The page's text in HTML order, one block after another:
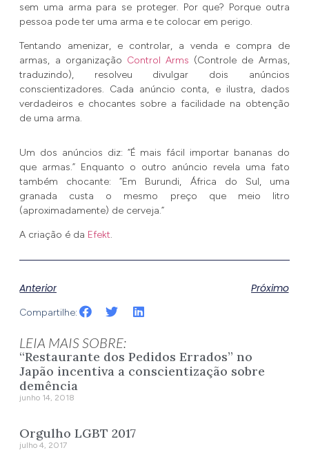
sem uma arma para se proteger. Por que? Porque outra
pessoa pode ter uma arma e te colocar em perigo.
Tentando amenizar, e controlar, a venda e compra de
armas, a organização Control Arms (Controle de Armas,
traduzindo), resolveu divulgar dois anúncios
conscientizadores. Cada anúncio conta, e ilustra, dados
verdadeiros e chocantes sobre a facilidade na obtenção
de uma arma.
Um dos anúncios diz: “É mais fácil importar bananas do
que armas.” Enquanto o outro anúncio revela uma fato
também chocante: “Em Burundi, África do Sul, uma
granada custa o mesmo preço que meio litro
(aproximadamente) de cerveja.”
A criação é da Efekt.
Anterior Próximo
Compartilhe:
LEIA MAIS SOBRE:
“Restaurante dos Pedidos Errados” no
Japão incentiva a conscientização sobre
demência
junho 14, 2018
Orgulho LGBT 2017
julho 4, 2017